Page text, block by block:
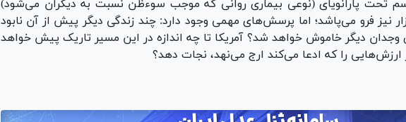
تحت پارانویای (نوعی بیماری روانی که موجب سوءظن نسبت به دیگران می‌شود)
نیز فرو می‌پاشد؛ اما پرسش‌های مهمی وجود دارد: چند زندگی دیگر پیش از آن نابود
دیگر خاموش خواهد شد؟ آمریکا تا چه اندازه در این مسیر تاریک پیش خواهد
ارزش‌هایی را که ادعا می‌کند ارج می‌نهد، نجات دهد؟